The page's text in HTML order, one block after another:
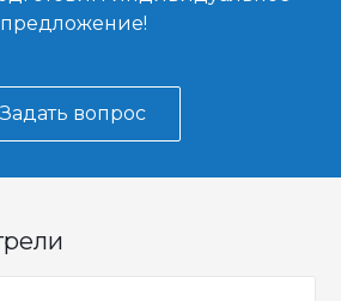
предложение!
Задать вопрос